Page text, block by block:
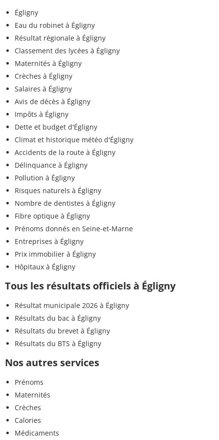
Égligny
Eau du robinet à Égligny
Résultat régionale à Égligny
Classement des lycées à Égligny
Maternités à Égligny
Crèches à Égligny
Salaires à Égligny
Avis de décès à Égligny
Impôts à Égligny
Dette et budget d'Égligny
Climat et historique météo d'Égligny
Accidents de la route à Égligny
Délinquance à Égligny
Pollution à Égligny
Risques naturels à Égligny
Nombre de dentistes à Égligny
Fibre optique à Égligny
Prénoms donnés en Seine-et-Marne
Entreprises à Égligny
Prix immobilier à Égligny
Hôpitaux à Égligny
Tous les résultats officiels à Égligny
Résultat municipale 2026 à Égligny
Résultats du bac à Égligny
Résultats du brevet à Égligny
Résultats du BTS à Égligny
Nos autres services
Prénoms
Maternités
Crèches
Calories
Médicaments